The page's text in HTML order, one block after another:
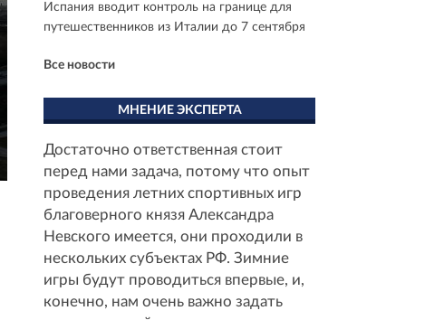
Испания вводит контроль на границе для
путешественников из Италии до 7 сентября
Все новости
МНЕНИЕ ЭКСПЕРТА
Достаточно ответственная стоит
перед нами задача, потому что опыт
проведения летних спортивных игр
благоверного князя Александра
Невского имеется, они проходили в
нескольких субъектах РФ. Зимние
игры будут проводиться впервые, и,
конечно, нам очень важно задать